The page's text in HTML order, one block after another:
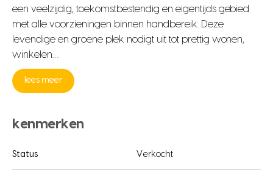
een veelzijdig, toekomstbestendig en eigentijds gebied
met alle voorzieningen binnen handbereik. Deze
levendige en groene plek nodigt uit tot prettig wonen,
winkelen…
lees meer
kenmerken
Status Verkocht